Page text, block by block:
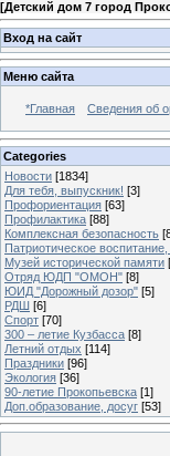
[Детский дом 7 город
Вход на сайт
Меню сайта
*Главная Сведения об
Categories
Новости [1834]
Для тебя, выпускник! [3]
Профориентация [63]
Профилактика [88]
Комплексная безопасность
Патриотическое
Музей исторической памяти
Отряд ЮДП "ОМОН" [8]
ЮИД "Дорожный дозор" [5]
РДШ [6]
Спорт [70]
300 – летие Кузбасса [8]
Летний отдых [114]
Праздники [96]
Экология [36]
90-летие Прокопьевска [1]
Доп.образование, досуг [53]